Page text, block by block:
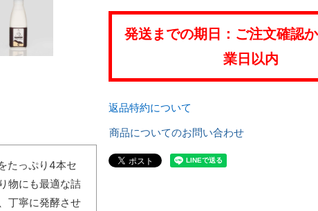
たっぷり4本セ
物にも最適な詰
丁寧に発酵させ
発送までの期日：ご注文確認
業日以内
返品特約について
商品についてのお問い合わせ